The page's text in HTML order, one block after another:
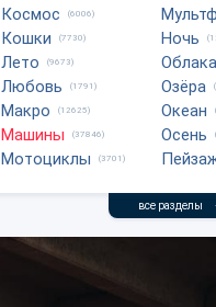
Космос (6006)
Кошки (7730)
Лето (9673)
Любовь (1791)
Макро (12625)
Машины (37846)
Мотоциклы (3701)
Ночь
Облака
Озёра
Океан
Осень
все разделы